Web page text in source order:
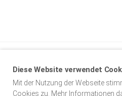
baumgarten simon architekten
Impressum Datenschutz
Diese Website verwendet
Mit der Nutzung der Webseite
Cookies zu. Mehr Informationen